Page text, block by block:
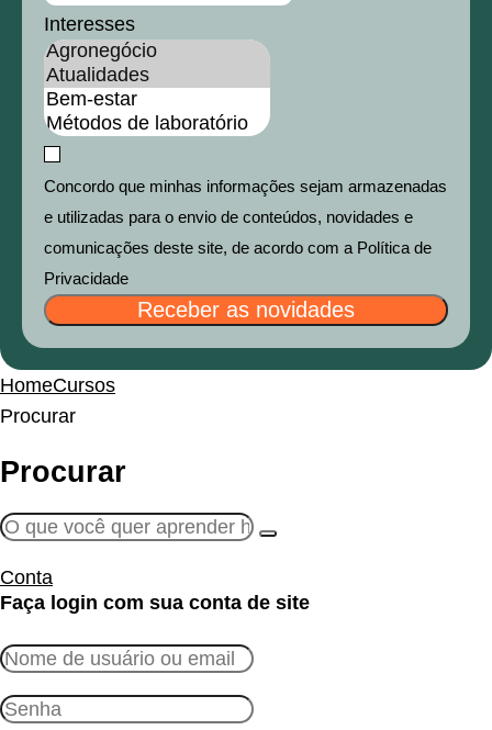
Interesses
Concordo que minhas informações sejam armazenadas
e utilizadas para o envio de conteúdos, novidades e
comunicações deste site, de acordo com a Política de
Privacidade
Receber as novidades
HomeCursos
Procurar
Procurar
Conta
Faça login com sua conta de site